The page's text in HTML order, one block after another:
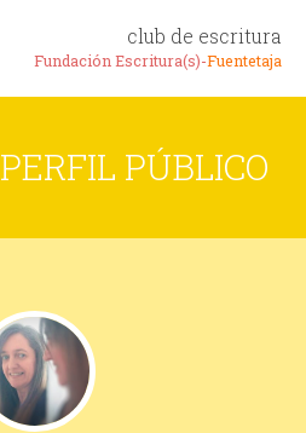
club de escritura
Fundación Escritura(s)-Fuentetaja
PERFIL PÚBLICO